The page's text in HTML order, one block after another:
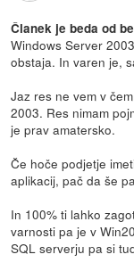
Članek je beda od
Windows Server
obstaja. In varen je,
Jaz res ne vem v
2003. Res nimam
je prav amatersko.
Če hoče podjetje
aplikacij, pač da še
In 100% ti lahko
varnosti pa je v
SQL serverju pa si